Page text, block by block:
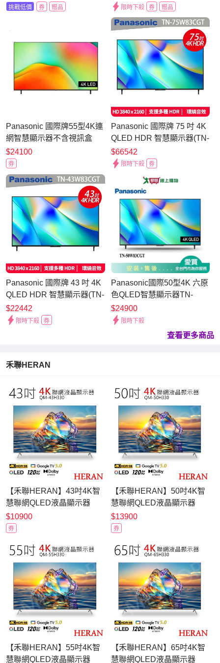
挑戰低價 券 贈品
65W90BGT
限時下殺 券 贈品
Panasonic 國際牌55型4K連
網智慧顯示器不含視訊盒
(TN-55W70CGT)
$24100
券
Panasonic 國際牌 75 吋 4K
QLED HDR 智慧顯示器(TN-
75W83CGT)
$66542
限時下殺 券
Panasonic 國際牌 43 吋 4K
QLED HDR 智慧顯示器(TN-
43W83CGT)
$22442
限時下殺 券
Panasonic國際50型4K 六原
色QLED智慧顯示器TN-
50W83CGT_含配送+安裝
【愛買】
$24900
限時下殺
查看更多商品
禾聯HERAN
【禾聯HERAN】43吋4K智
慧聯網QLED液晶顯示器
QM-43H330 送晶鑽浮雕餐
盤八件組
$10900
券
【禾聯HERAN】50吋4K智
慧聯網QLED液晶顯示器
QM-50H330 送晶鑽浮雕餐
盤八件組
$13900
券
【禾聯HERAN】55吋4K智
慧聯網QLED液晶顯示器
【禾聯HERAN】65吋4K智
慧聯網QLED液晶顯示器